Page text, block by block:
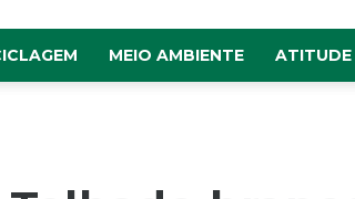
MEIO AMBIENTE ATITUDE